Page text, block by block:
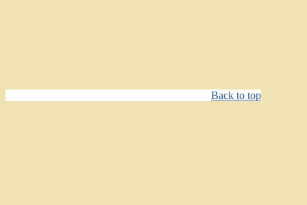
Back to top